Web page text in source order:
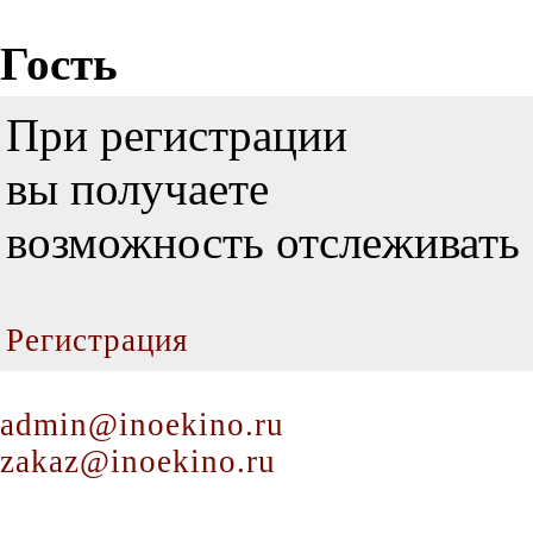
Гость
При регистрации
вы получаете
возможность
Регистрация
admin@inoekino.ru
zakaz@inoekino.ru